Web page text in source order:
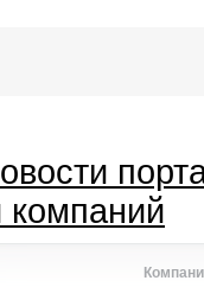
компаний